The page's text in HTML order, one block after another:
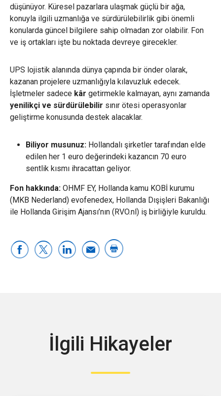
düşünüyor. Küresel pazarlara ulaşmak güçlü bir ağa,
konuyla ilgili uzmanlığa ve sürdürülebilirlik gibi önemli
konularda güncel bilgilere sahip olmadan zor olabilir. Fon
ve iş ortakları işte bu noktada devreye girecekler.
UPS lojistik alanında dünya çapında bir önder olarak,
kazanan projelere uzmanlığıyla kılavuzluk edecek.
İşletmeler sadece kâr getirmekle kalmayan, aynı zamanda
yenilikçi ve sürdürülebilir sınır ötesi operasyonlar
geliştirme konusunda destek alacaklar.
Biliyor musunuz: Hollandalı şirketler tarafından elde
edilen her 1 euro değerindeki kazancın 70 euro
sentlik kısmı ihracattan geliyor.
Fon hakkında: OHMF EY, Hollanda kamu KOBİ kurumu
(MKB Nederland) evofenedex, Hollanda Dışişleri Bakanlığı
ile Hollanda Girişim Ajansı’nın (RVO.nl) iş birliğiyle kuruldu.
İlgili Hikayeler